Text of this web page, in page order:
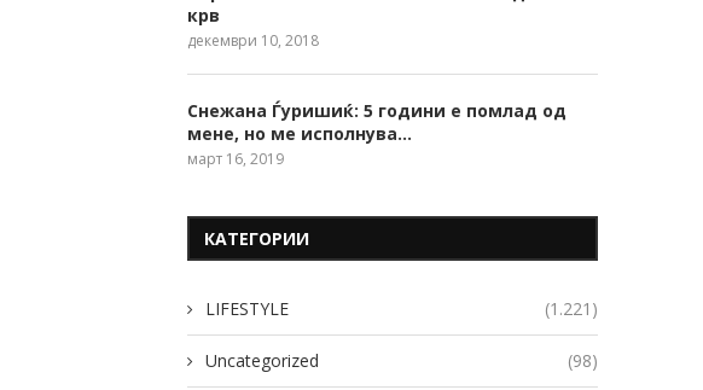
крв
декември 10, 2018
Снежана Ѓуришиќ: 5 години е помлад од
мене, но ме исполнува…
март 16, 2019
КАТЕГОРИИ
LIFESTYLE (1.221)
Uncategorized (98)